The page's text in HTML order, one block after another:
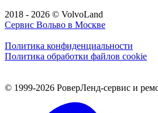
2018 - 2026 © VolvoLand
Сервис Вольво в Москве
Политика конфиденциальности
Политика обработки файлов cookie
© 1999-2026 РоверЛенд-сервис и